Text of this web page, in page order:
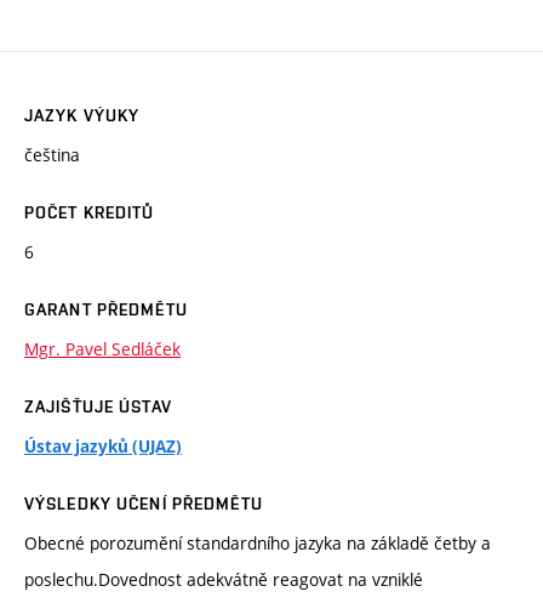
JAZYK VÝUKY
čeština
POČET KREDITŮ
6
GARANT PŘEDMĚTU
Mgr. Pavel Sedláček
ZAJIŠŤUJE ÚSTAV
Ústav jazyků (UJAZ)
VÝSLEDKY UČENÍ PŘEDMĚTU
Obecné porozumění standardního jazyka na základě četby a
poslechu.Dovednost adekvátně reagovat na vzniklé